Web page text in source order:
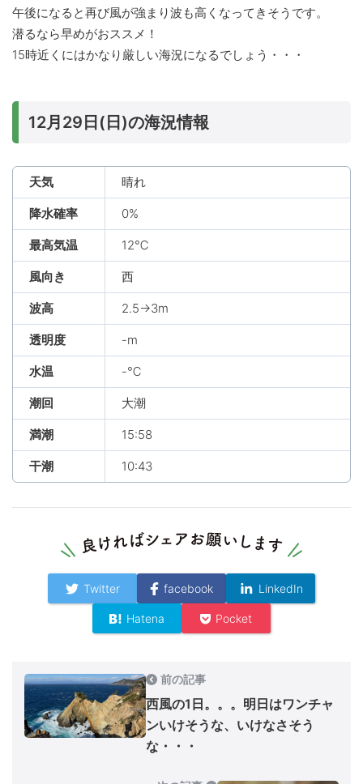
午後になると再び風が強まり波も高くなってきそうです。
潜るなら早めがおススメ！
15時近くにはかなり厳しい海況になるでしょう・・・
12月29日(日)の海況情報
天気 晴れ
降水確率 0%
最高気温 12℃
風向き 西
波高 2.5→3m
透明度 -m
水温 -℃
潮回 大潮
満潮 15:58
干潮 10:43
Twitter facebook LinkedIn
Hatena Pocket
前の記事
西風の1日。。。明日はワンチャ
ンいけそうな、いけなさそう
な・・・